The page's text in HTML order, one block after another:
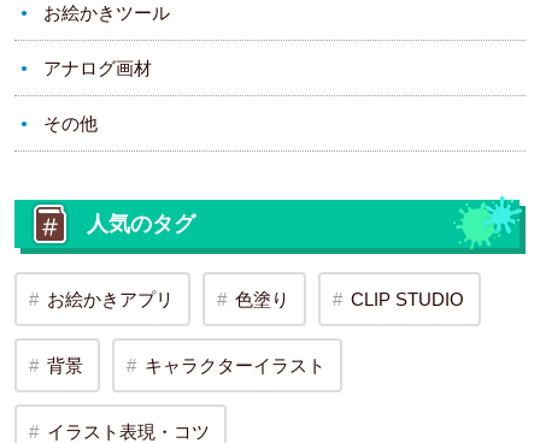
お絵かきツール
アナログ画材
その他
人気のタグ
お絵かきアプリ 色塗り CLIP STUDIO
背景 キャラクターイラスト
イラスト表現・コツ